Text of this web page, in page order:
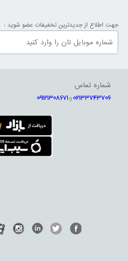
جهت اطلاع از جدیدترین تخفیفات عضو شوید :
شماره تماس
02133743706و09121308671